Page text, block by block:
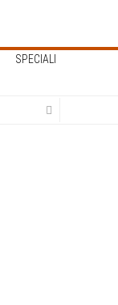
SPECIALI